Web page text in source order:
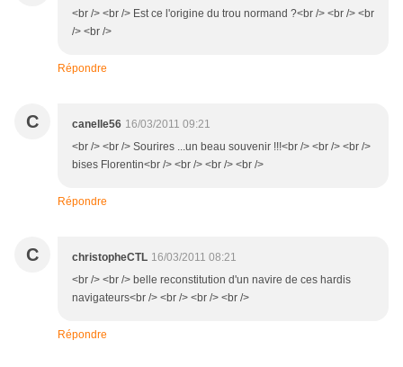
<br /> <br /> Est ce l'origine du trou normand ?<br /> <br /> <br
/> <br />
Répondre
C canelle56 16/03/2011 09:21
<br /> <br /> Sourires ...un beau souvenir !!!<br /> <br /> <br />
bises Florentin<br /> <br /> <br /> <br />
Répondre
C christopheCTL 16/03/2011 08:21
<br /> <br /> belle reconstitution d'un navire de ces hardis
navigateurs<br /> <br /> <br /> <br />
Répondre